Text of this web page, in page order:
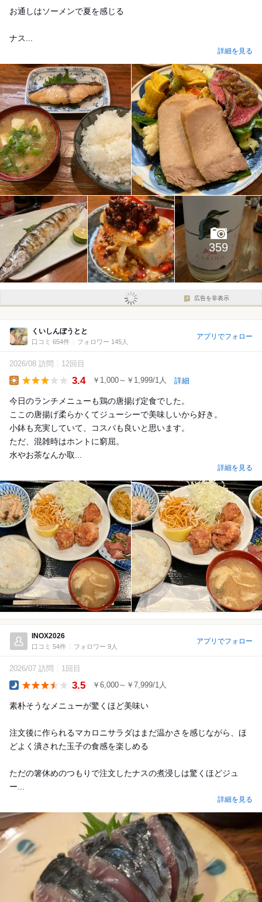
お通しはソーメンで夏を感じる
ナス...
詳細を見る
359
広告を非表示
くいしんぼうとと
口コミ 654件 フォロワー 145人
アプリでフォロー
2026/08 訪問 12回目
3.4 ￥1,000～￥1,999/1人 詳細
今日のランチメニューも鶏の唐揚げ定食でした。
ここの唐揚げ柔らかくてジューシーで美味しいから好き。
小鉢も充実していて、コスパも良いと思います。
ただ、混雑時はホントに窮屈。
水やお茶なんか取...
詳細を見る
INOX2026
口コミ 54件 フォロワー 9人
アプリでフォロー
2026/07 訪問 1回目
3.5 ￥6,000～￥7,999/1人
素朴そうなメニューが驚くほど美味い
注文後に作られるマカロニサラダはまだ温かさを感じながら、ほ
どよく潰された玉子の食感を楽しめる
ただの箸休めのつもりで注文したナスの煮浸しは驚くほどジュ
ー...
詳細を見る